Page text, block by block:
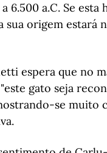
6.500 a.C. Se esta
sua origem estará
espera que no
gato seja
se muito